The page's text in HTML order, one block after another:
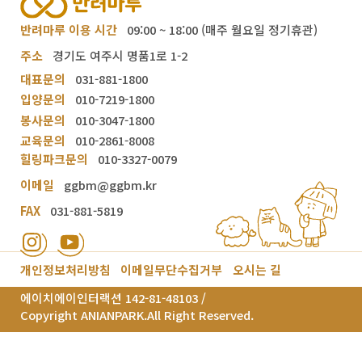
반려마루 이용 시간
09:00 ~ 18:00 (매주 월요일 정기휴관)
주소
경기도 여주시 명품1로 1-2
대표문의
031-881-1800
입양문의
010-7219-1800
봉사문의
010-3047-1800
교육문의
010-2861-8008
힐링파크문의
010-3327-0079
이메일
ggbm@ggbm.kr
FAX
031-881-5819
개인정보처리방침 이메일무단수집거부
오시는 길
에이치에이인터랙션 142-81-48103 /
Copyright ANIANPARK.All Right Reserved.